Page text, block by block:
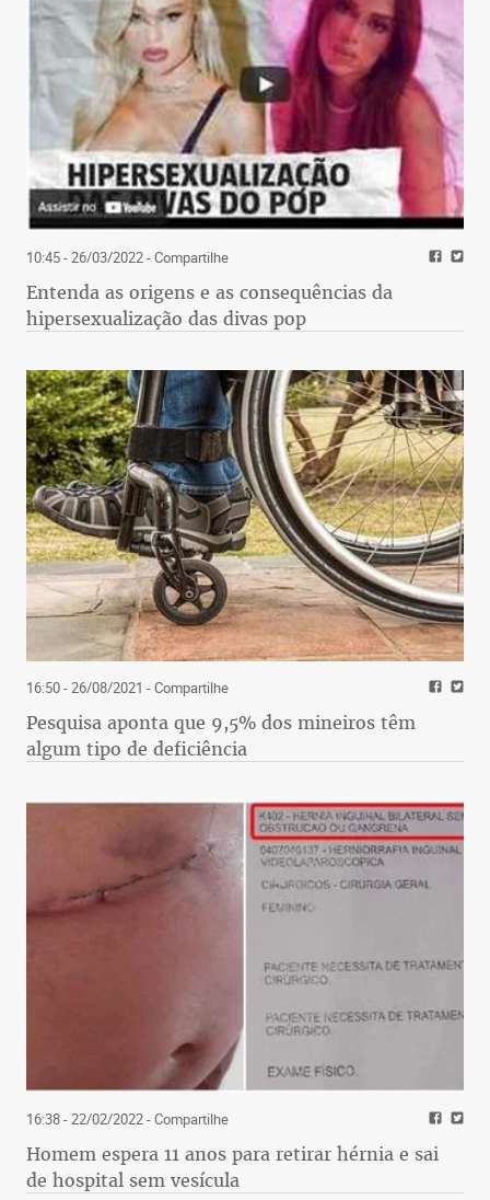
10:45 - 26/03/2022- Compartilhe
Entenda as origens e as consequências da
hipersexualização das divas pop
16:50 - 26/08/2021 - Compartilhe
Pesquisa aponta que 9,5% dos mineiros têm
algum tipo de deficiência
16:38 - 22/02/2022- Compartilhe
Homem espera 11 anos para retirar hérnia e sai
de hospital sem vesícula